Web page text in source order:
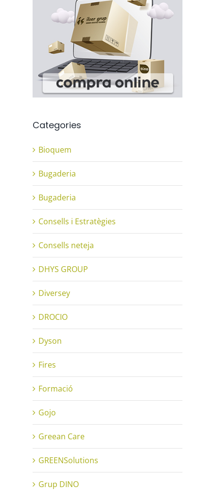
Categories
Bioquem
Bugaderia
Bugaderia
Consells i Estratègies
Consells neteja
DHYS GROUP
Diversey
DROCIO
Dyson
Fires
Formació
Gojo
Greean Care
GREENSolutions
Grup DINO